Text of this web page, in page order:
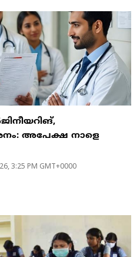
അപേക്ഷ നാളെ
3:25 PM GMT+0000